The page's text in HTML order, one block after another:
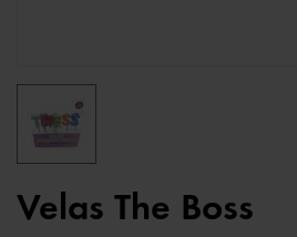
Velas The Boss